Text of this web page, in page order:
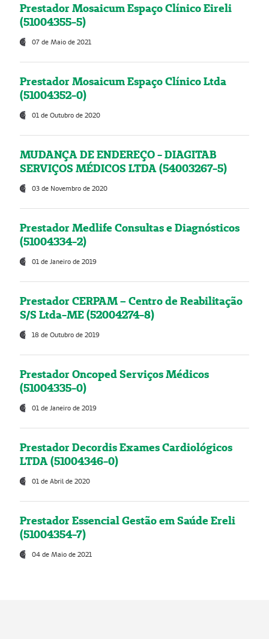
Prestador Mosaicum Espaço Clínico Eireli
(51004355-5)
07 de Maio de 2021
Prestador Mosaicum Espaço Clínico Ltda
(51004352-0)
01 de Outubro de 2020
MUDANÇA DE ENDEREÇO - DIAGITAB
SERVIÇOS MÉDICOS LTDA (54003267-5)
03 de Novembro de 2020
Prestador Medlife Consultas e Diagnósticos
(51004334-2)
01 de Janeiro de 2019
Prestador CERPAM – Centro de Reabilitação
S/S Ltda-ME (52004274-8)
18 de Outubro de 2019
Prestador Oncoped Serviços Médicos
(51004335-0)
01 de Janeiro de 2019
Prestador Decordis Exames Cardiológicos
LTDA (51004346-0)
01 de Abril de 2020
Prestador Essencial Gestão em Saúde Ereli
(51004354-7)
04 de Maio de 2021